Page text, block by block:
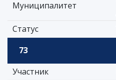
Муниципалитет
Статус
73
Участник